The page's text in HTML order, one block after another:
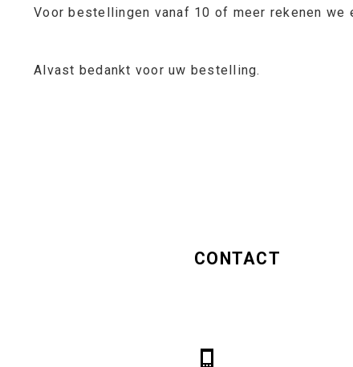
Voor bestellingen vanaf 10 of meer rekenen we
Alvast bedankt voor uw bestelling.
CONTACT